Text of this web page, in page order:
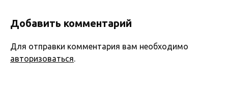
Добавить комментарий
Для отправки комментария вам необходимо
авторизоваться.